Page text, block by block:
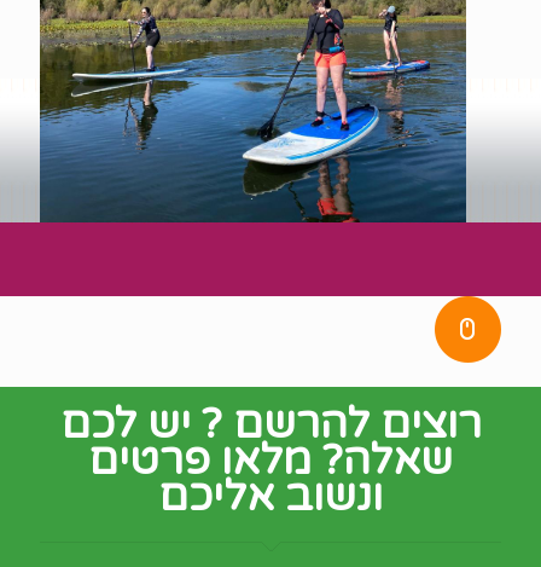
רוצים להרשם ? יש לכם
שאלה? מלאו פרטים
ונשוב אליכם